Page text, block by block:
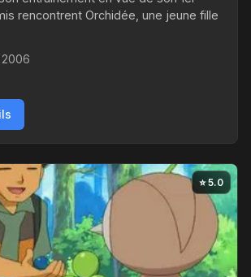
rencontrent Orchidée, une jeune fille
2006
⭐ 5.0